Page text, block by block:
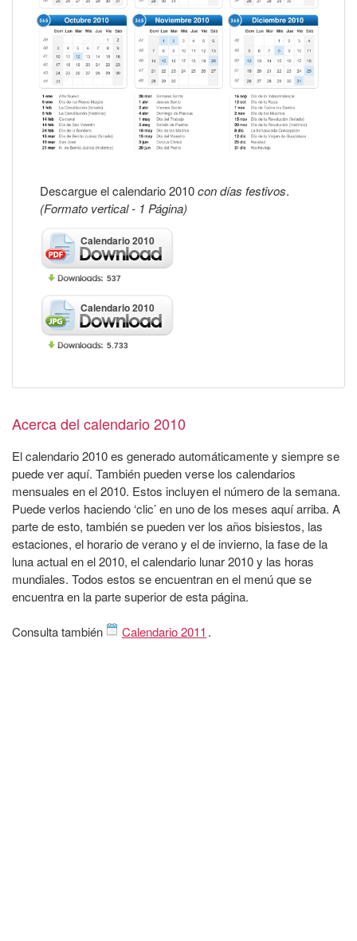
Descargue el calendario 2010con días festivos.
(Formato vertical - 1 Página)
Calendario 2010
537
Calendario 2010
5.733
Acerca del calendario 2010
El calendario 2010 es generado automáticamente y siempre se
puede ver aquí. También pueden verse los calendarios
mensuales en el 2010. Estos incluyen el número de la semana.
Puede verlos haciendo ‘clic’ en uno de los meses aquí arriba. A
parte de esto, también se pueden ver los años bisiestos, las
estaciones, el horario de verano y el de invierno, la fase de la
luna actual en el 2010, el calendario lunar 2010 y las horas
mundiales. Todos estos se encuentran en el menú que se
encuentra en la parte superior de esta página.
Consulta también Calendario 2011 .